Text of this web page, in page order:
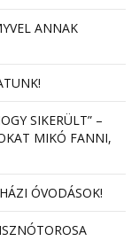
ANNAK
SIKERÜLT” –
MIKÓ FANNI,
ÓVODÁSOK!